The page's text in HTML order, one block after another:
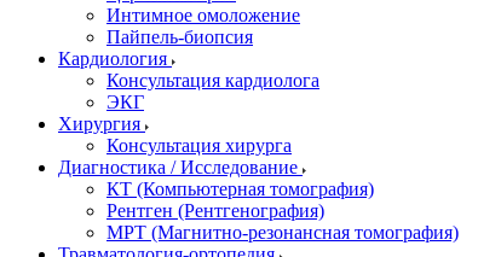
Интимное омоложение
Пайпель-биопсия
Кардиология
Консультация кардиолога
ЭКГ
Хирургия
Консультация хирурга
Диагностика / Исследование
КТ (Компьютерная томография)
Рентген (Рентгенография)
МРТ (Магнитно-резонансная томография)